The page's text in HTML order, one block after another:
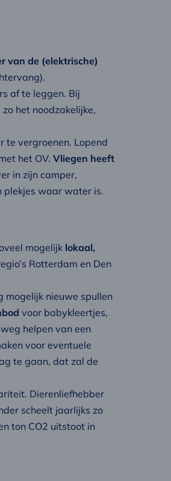
van de (elektrische)
af te leggen. Bij
het noodzakelijke,
te vergroenen. Lopend
het OV. Vliegen heeft
in zijn camper,
plekjes waar water is.
mogelijk lokaal,
Rotterdam en Den
mogelijk nieuwe spullen
voor babykleertjes,
helpen van een
voor eventuele
te gaan, dat zal de
Dierenliefhebber
scheelt jaarlijks zo
ton CO2 uitstoot in